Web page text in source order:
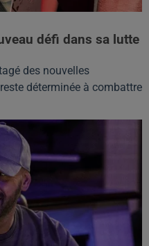
défi dans sa lutte
des nouvelles
déterminée à combattre